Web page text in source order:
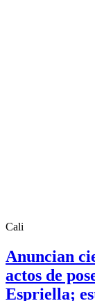
Cali
Anuncian
actos de
Espriella;